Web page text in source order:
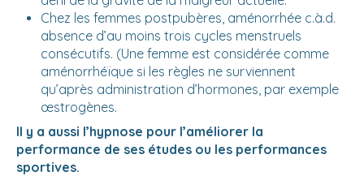
Chez les femmes postpubères, aménorrhée c.à.d.
absence d’au moins trois cycles menstruels
consécutifs. (Une femme est considérée comme
aménorrhéïque si les règles ne surviennent
qu’après administration d’hormones, par exemple
œstrogènes.
Il y a aussi l’hypnose pour l’améliorer la
performance de ses études ou les performances
sportives.